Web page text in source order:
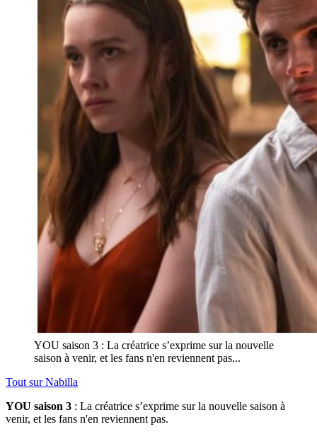
YOU saison 3 : La créatrice s’exprime sur la nouvelle
saison à venir, et les fans n'en reviennent pas...
Tout surNabilla
YOU saison 3 : La créatrice s’exprime sur la nouvelle saison à
venir, et les fans n'en reviennent pas.